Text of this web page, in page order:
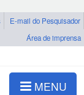
E-mail do Pesquisador
Área de imprensa
MENU